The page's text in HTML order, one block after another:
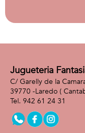
Jugueteria
C/ Garelly de la
39770 -Laredo (
942 61 24 31